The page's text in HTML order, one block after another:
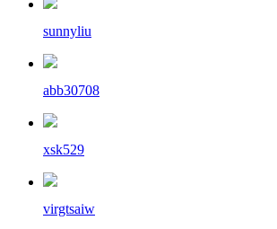
sunnyliu
abb30708
xsk529
virgtsaiw